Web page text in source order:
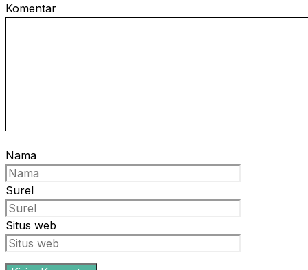
Komentar
Nama
Surel
Situs web